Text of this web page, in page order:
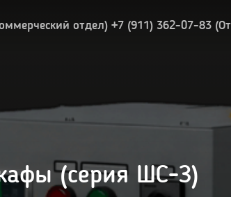
отдел) +7 (911) 362-07-83
(серия ШС-З)